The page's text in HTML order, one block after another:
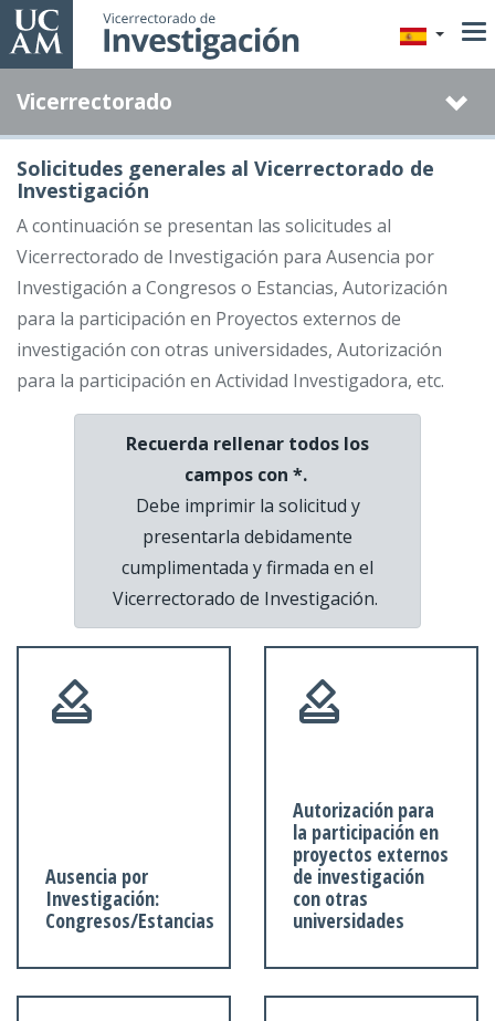
Pasar
al
principal
Vicerrectorado
Solicitudes generales al Vicerrectorado de
Investigación
A continuación se presentan las solicitudes al
Vicerrectorado de Investigación para Ausencia por
Investigación a Congresos o Estancias, Autorización
para la participación en Proyectos externos de
investigación con otras universidades, Autorización
para la participación en Actividad Investigadora, etc.
Recuerda rellenar todos los
campos con *.
Debe imprimir la solicitud y
presentarla debidamente
cumplimentada y firmada en el
Vicerrectorado de Investigación.
Ausencia por
Investigación:
Congresos/Estancias
Autorización para
la participación en
proyectos externos
de investigación
con otras
universidades